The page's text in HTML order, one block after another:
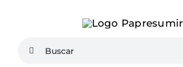
Buscar: